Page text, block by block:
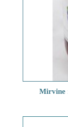
Mirvine